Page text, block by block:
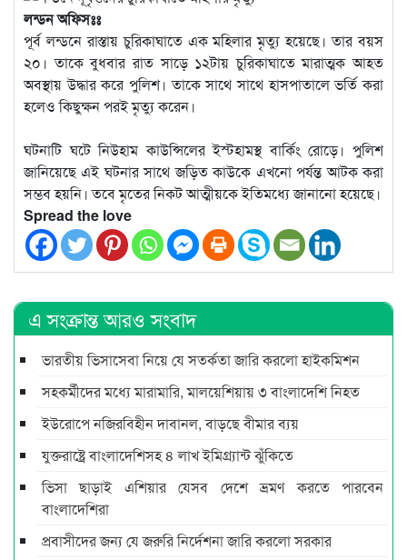
লন্ডন অফিসঃঃ
পূর্ব লন্ডনে রাস্তায় চুরিকাঘাতে এক মহিলার মৃত্যু হয়েছে। তার বয়স
২০। তাকে বুধবার রাত সাড়ে ১২টায় চুরিকাঘাতে মারাত্মক আহত
অবস্থায় উদ্ধার করে পুলিশ। তাকে সাথে সাথে হাসপাতালে ভর্তি করা
হলেও কিছুক্ষন পরই মৃত্যু করেন।
ঘটনাটি ঘটে নিউহাম কাউন্সিলের ইস্টহামস্থ বার্কিং রোড়ে। পুলিশ
জানিয়েছে এই ঘটনার সাথে জড়িত কাউকে এখনো পর্যন্ত আটক করা
সম্ভব হয়নি। তবে মৃতের নিকট আত্মীয়কে ইতিমধ্যে জানানো হয়েছে।
Spread the love
এ সংক্রান্ত আরও সংবাদ
ভারতীয় ভিসাসেবা নিয়ে যে সতর্কতা জারি করলো হাইকমিশন
সহকর্মীদের মধ্যে মারামারি, মালয়েশিয়ায় ৩ বাংলাদেশি নিহত
ইউরোপে নজিরবিহীন দাবানল, বাড়ছে বীমার ব্যয়
যুক্তরাষ্ট্রে বাংলাদেশিসহ ৪ লাখ ইমিগ্র্যান্ট ঝুঁকিতে
ভিসা ছাড়াই এশিয়ার যেসব দেশে ভ্রমণ করতে পারবেন
বাংলাদেশিরা
প্রবাসীদের জন্য যে জরুরি নির্দেশনা জারি করলো সরকার